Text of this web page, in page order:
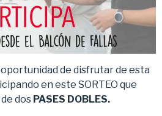
de disfrutar de esta
en este SORTEO que
dos PASES DOBLES.